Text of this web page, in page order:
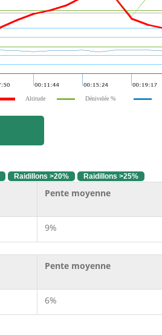
Altitude Dénivelée %
Raidillons >20% Raidillons >25%
Pente moyenne
9%
Pente moyenne
6%